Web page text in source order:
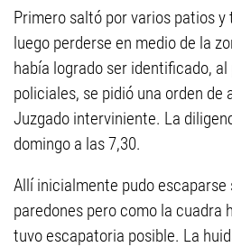
Primero saltó por varios patios y
luego perderse en medio de la
había logrado ser identificado,
policiales, se pidió una orden de
Juzgado interviniente. La
domingo a las 7,30.
Allí inicialmente pudo escaparse
paredones pero como la cuadra
tuvo escapatoria posible. La